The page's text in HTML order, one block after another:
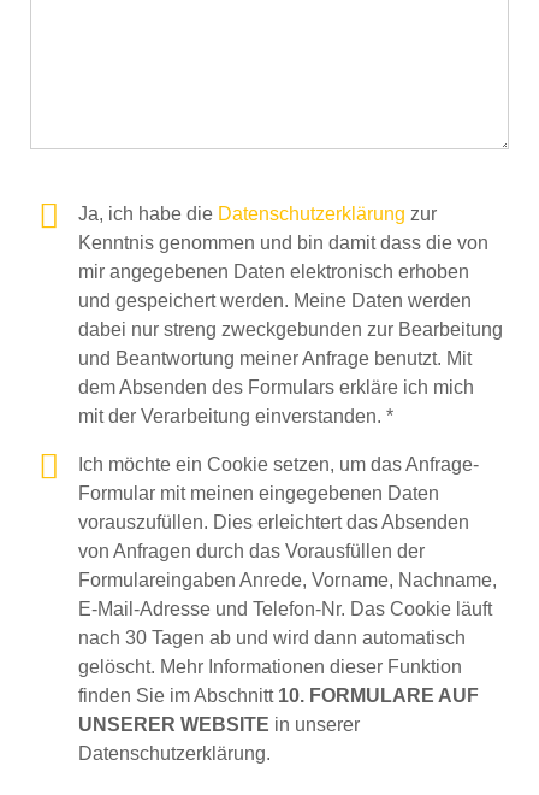
Ja, ich habe die Datenschutzerklärung zur
Kenntnis genommen und bin damit dass die von
mir angegebenen Daten elektronisch erhoben
und gespeichert werden. Meine Daten werden
dabei nur streng zweckgebunden zur Bearbeitung
und Beantwortung meiner Anfrage benutzt. Mit
dem Absenden des Formulars erkläre ich mich
mit der Verarbeitung einverstanden. *
Ich möchte ein Cookie setzen, um das Anfrage-
Formular mit meinen eingegebenen Daten
vorauszufüllen. Dies erleichtert das Absenden
von Anfragen durch das Vorausfüllen der
Formulareingaben Anrede, Vorname, Nachname,
E-Mail-Adresse und Telefon-Nr. Das Cookie läuft
nach 30 Tagen ab und wird dann automatisch
gelöscht. Mehr Informationen dieser Funktion
finden Sie im Abschnitt 10. FORMULARE AUF
UNSERER WEBSITE in unserer
Datenschutzerklärung.